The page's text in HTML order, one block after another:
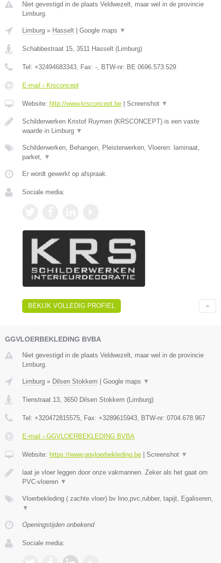
Niet gevestigd in de plaats Veldwezelt, maar wel in de provincie
Limburg.
Limburg » Hasselt Google maps ▼
Schabbestraat 15, 3511 Hasselt (Limburg)
Tel: +32494683343, Fax: -, BTW-nr: BE 0696.573.529
E-mail › Krsconcept
Website: http://www.krsconcept.be Screenshot ▼
Schilderwerken Kristof Ruymen (KRSCONCEPT) is een vaste
waarde in Limburg ▼
Schilderwerken, Behangen, Pleisterwerken, Vloeren: laminaat,
parket, ▼
Er wordt gewerkt op afspraak.
Sociale media:
BEKIJK VOLLEDIG PROFIEL
GGVLOERBEKLEDING BVBA
Niet gevestigd in de plaats Veldwezelt, maar wel in de provincie
Limburg.
Limburg » Dilsen Stokkem Google maps ▼
Tienstraat 13, 3650 Dilsen Stokkem (Limburg)
Tel: +320472815575, Fax: +3289615943, BTW-nr: 0704.678.967
E-mail › GGVLOERBEKLEDING BVBA
Website: https://www.ggvloerbekleding.be Screenshot ▼
laat je vloer leggen door onze vakmannen. Zeker als het gaat om
PVC-vloeren ▼
Vloerbekleding ( zachte vloer) bv lino,pvc,rubber, tapijt, Egaliseren,
▼
Openingstijden onbekend
Sociale media: